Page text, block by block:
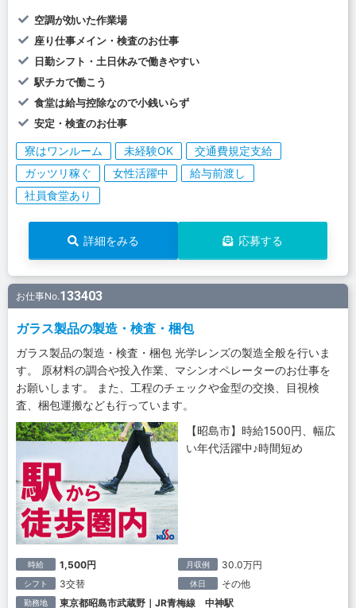
空調が効いた作業場
座り仕事メイン・検査のお仕事
日勤シフト・土日休みで働きやすい
駅チカで働こう
食堂は給与控除なので小銭いらず
安定・検査のお仕事
寮はワンルーム 未経験OK
交通費規定支給
ガッツリ稼ぐ
女性活躍中
給与前渡し
社員食堂あり
詳細をみる 応募する
お仕事No.133403
ガラス製品の製造・検査・梱包
ガラス製品の製造・検査・梱包 光学レンズの製造全般を行いま
す。 原材料の調合や投入作業、マシンオペレーターのお仕事を
お願いします。 また、工程のチェックや金型の交換、目視検
査、梱包運搬なども行っています。
【昭島市】時給1500円、幅広
い年代活躍中♪時間短め
時給 1,500円 月収例 30.0万円
シフト 3交替 休日 その他
勤務地 東京都昭島市武蔵野｜JR青梅線 中神駅